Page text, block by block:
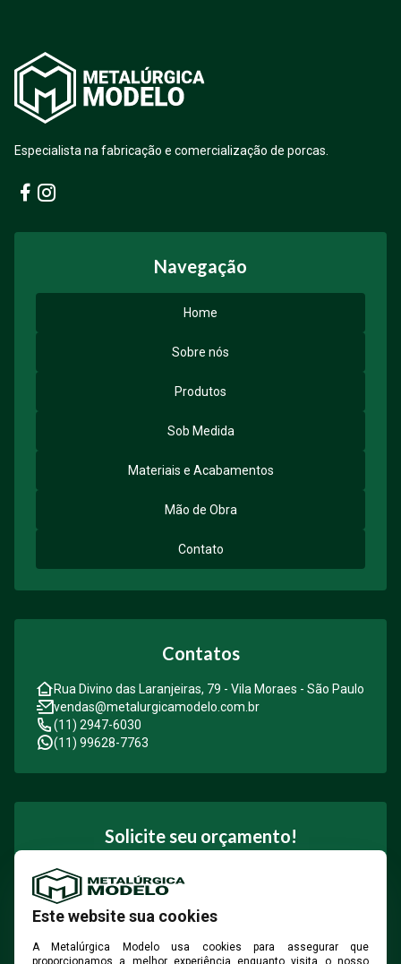
Este website sua cookies
A Metalúrgica Modelo usa cookies para assegurar que
proporcionamos a melhor experiência enquanto visita o nosso
Especialista na fabricação e comercialização de porcas.
Facebook
Navegação
Home
Sobre nós
Produtos
Sob Medida
Materiais e Acabamentos
Mão de Obra
Contato
Contatos
Rua Divino das Laranjeiras, 79 - Vila Moraes - São Paulo
vendas@metalurgicamodelo.com.br
(11) 2947-6030
(11) 99628-7763
Solicite seu orçamento!
Solicite seu orçamento hoje mesmo e descubra como
nossas soluções em fixação podem contribuir para o
sucesso do seu projeto.